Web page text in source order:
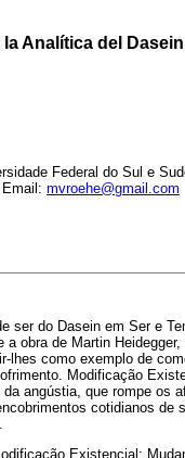
Analítica del Dasein
Federal do Sul e
mvroehe@gmail.com
ser do Dasein em Ser e
obra de Martin
lhes como exemplo de
Modificação
angústia, que rompe os
cotidianos de
Existencial;